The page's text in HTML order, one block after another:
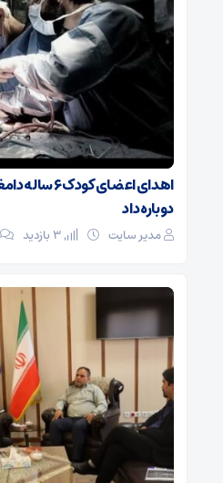
دوباره داد
مدیر سایت